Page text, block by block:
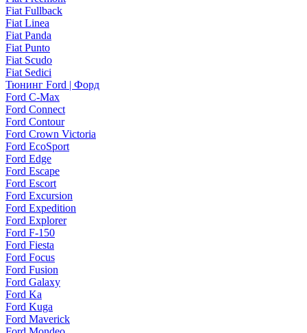
Fiat Fullback
Fiat Linea
Fiat Panda
Fiat Punto
Fiat Scudo
Fiat Sedici
Тюнинг Ford | Форд
Ford C-Max
Ford Connect
Ford Contour
Ford Crown Victoria
Ford EcoSport
Ford Edge
Ford Escape
Ford Escort
Ford Excursion
Ford Expedition
Ford Explorer
Ford F-150
Ford Fiesta
Ford Focus
Ford Fusion
Ford Galaxy
Ford Ka
Ford Kuga
Ford Maverick